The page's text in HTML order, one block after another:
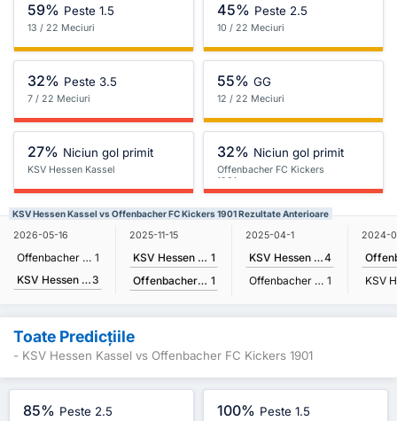
59% Peste 1.5
13 / 22 Meciuri
45% Peste 2.5
10 / 22 Meciuri
32% Peste 3.5
7 / 22 Meciuri
55% GG
12 / 22 Meciuri
27% Niciun gol primit
KSV Hessen Kassel
32% Niciun gol primit
Offenbacher FC Kickers
1901
KSV Hessen Kassel vs Offenbacher FC Kickers 1901 Rezultate Anterioare
2026-05-16
Offenbacher FC Kickers 1901 1
KSV Hessen Kassel3
2025-11-15
KSV Hessen Kassel 1
Offenbacher FC Kickers 1901 1
2025-04-1
KSV Hessen Kassel4
Offenbacher FC Kickers 1901 1
2024-
Toate Predicțiile
- KSV Hessen Kassel vs Offenbacher FC Kickers 1901
85% Peste 2.5 100% Peste 1.5